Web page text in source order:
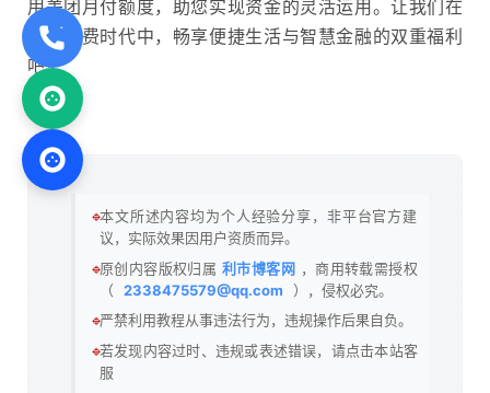
用美团月付额度，助您实现资金的灵活运用。让我们在
这个消费时代中，畅享便捷生活与智慧金融的双重福利
吧！
🔹本文所述内容均为个人经验分享，非平台官方建
议，实际效果因用户资质而异。
🔹原创内容版权归属 利市博客网 ，商用转载需授权
（
2338475579@qq.com
），侵权必究。
🔹严禁利用教程从事违法行为，违规操作后果自负。
🔹若发现内容过时、违规或表述错误，请点击本站客
服